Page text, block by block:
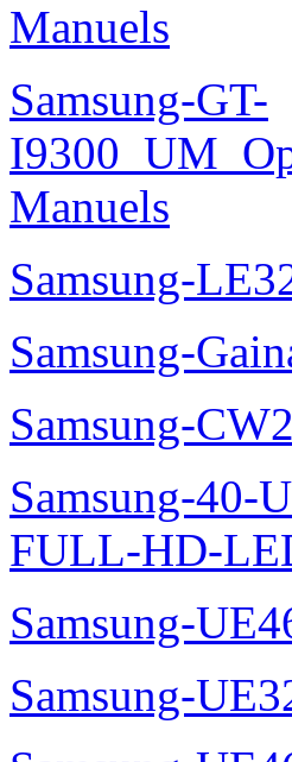
Manuels
Samsung-GT-
Manuels
Samsung-
Samsung-
Samsung-
Samsung-40-
FULL-HD-
Samsung-
Samsung-